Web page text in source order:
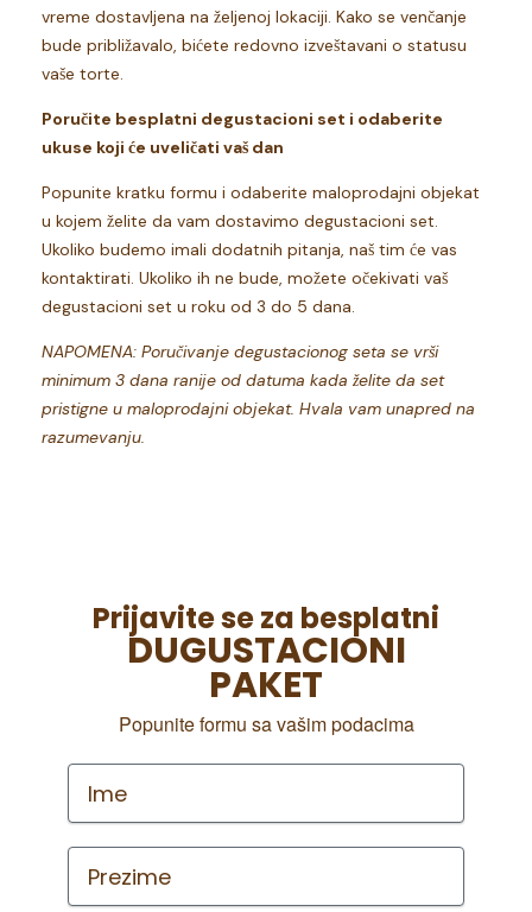
vreme dostavljena na željenoj lokaciji. Kako se venčanje
bude približavalo, bićete redovno izveštavani o statusu
vaše torte.
Poručite besplatni degustacioni set i odaberite
ukuse koji će uveličati vaš dan
Popunite kratku formu i odaberite maloprodajni objekat
u kojem želite da vam dostavimo degustacioni set.
Ukoliko budemo imali dodatnih pitanja, naš tim će vas
kontaktirati. Ukoliko ih ne bude, možete očekivati vaš
degustacioni set u roku od 3 do 5 dana.
NAPOMENA: Poručivanje degustacionog seta se vrši
minimum 3 dana ranije od datuma kada želite da set
pristigne u maloprodajni objekat. Hvala vam unapred na
razumevanju.
Prijavite se za besplatni
DUGUSTACIONI
PAKET
Popunite formu sa vašim podacima